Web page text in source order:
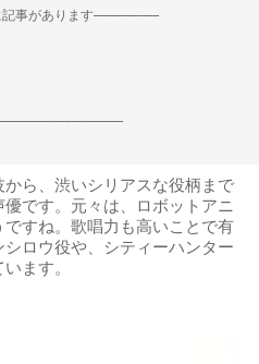
事があります--------------------
ら、渋いシリアスな役柄まで
です。元々は、ロボットアニ
すね。歌唱力も高いことで有
ロウ役や、シティーハンター
ます。